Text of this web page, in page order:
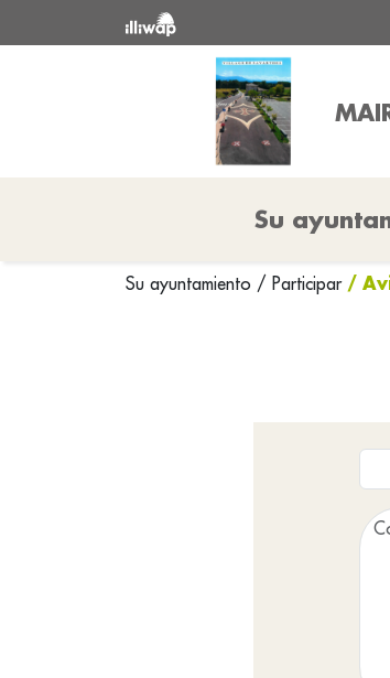
Su
Su ayuntamiento / Participar /